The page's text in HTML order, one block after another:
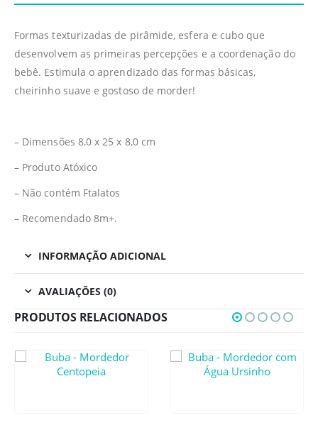
Formas texturizadas de pirâmide, esfera e cubo que
desenvolvem as primeiras percepções e a coordenação do
bebê. Estimula o aprendizado das formas básicas,
cheirinho suave e gostoso de morder!
– Dimensões 8,0 x 25 x 8,0 cm
– Produto Atóxico
– Não contém Ftalatos
– Recomendado 8m+.
INFORMAÇÃO ADICIONAL
AVALIAÇÕES (0)
PRODUTOS RELACIONADOS